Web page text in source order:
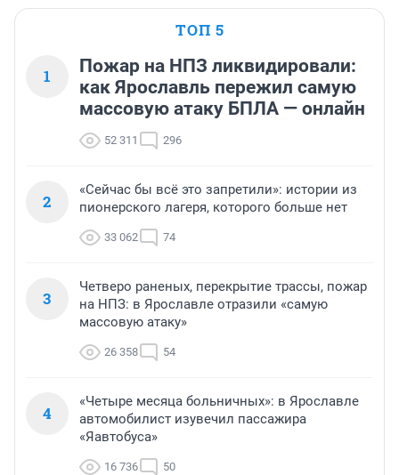
ТОП 5
1
Пожар на НПЗ ликвидировали:
как Ярославль пережил самую
массовую атаку БПЛА — онлайн
52 311 296
2
«Сейчас бы всё это запретили»: истории из
пионерского лагеря, которого больше нет
33 062 74
3
Четверо раненых, перекрытие трассы, пожар
на НПЗ: в Ярославле отразили «самую
массовую атаку»
26 358 54
4
«Четыре месяца больничных»: в Ярославле
автомобилист изувечил пассажира
«Яавтобуса»
16 736 50